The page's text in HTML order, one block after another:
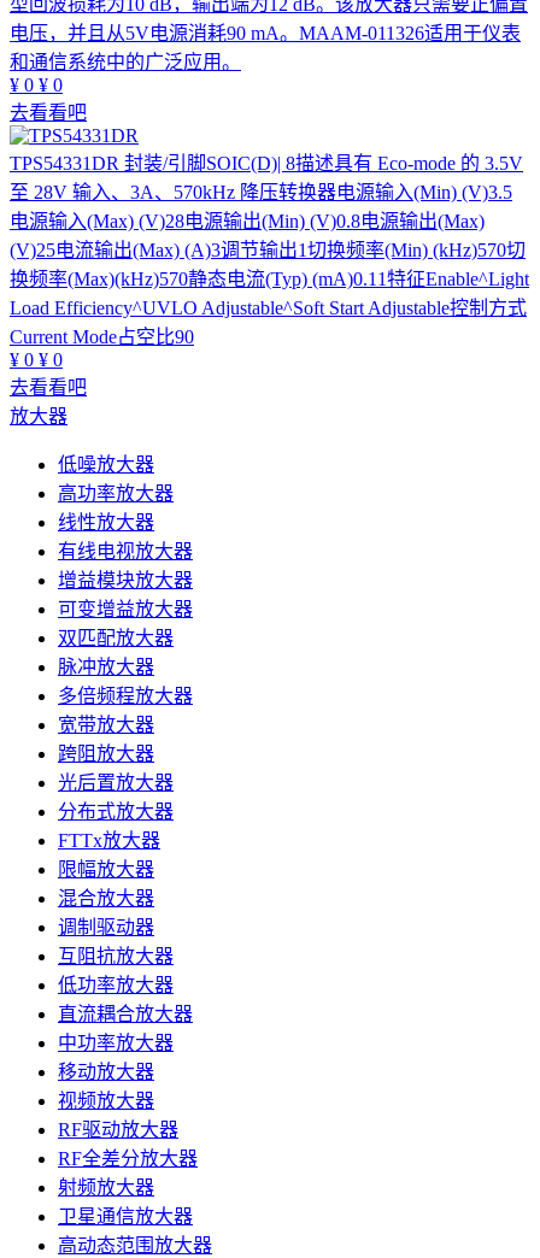
型回波损耗为10 dB，输出端为12 dB。该放大器只需要正偏置
电压，并且从5V电源消耗90 mA。MAAM-011326适用于仪表
和通信系统中的广泛应用。
¥ 0 ¥ 0
去看看吧
TPS54331DR 封装/引脚SOIC(D)| 8描述具有 Eco-mode 的 3.5V
至 28V 输入、3A、570kHz 降压转换器电源输入(Min) (V)3.5
电源输入(Max) (V)28电源输出(Min) (V)0.8电源输出(Max)
(V)25电流输出(Max) (A)3调节输出1切换频率(Min) (kHz)570切
换频率(Max)(kHz)570静态电流(Typ) (mA)0.11特征Enable^Light
Load Efficiency^UVLO Adjustable^Soft Start Adjustable控制方式
Current Mode占空比90
¥ 0 ¥ 0
去看看吧
放大器
低噪放大器
高功率放大器
线性放大器
有线电视放大器
增益模块放大器
可变增益放大器
双匹配放大器
脉冲放大器
多倍频程放大器
宽带放大器
跨阻放大器
光后置放大器
分布式放大器
FTTx放大器
限幅放大器
混合放大器
调制驱动器
互阻抗放大器
低功率放大器
直流耦合放大器
中功率放大器
移动放大器
视频放大器
RF驱动放大器
RF全差分放大器
射频放大器
卫星通信放大器
高动态范围放大器